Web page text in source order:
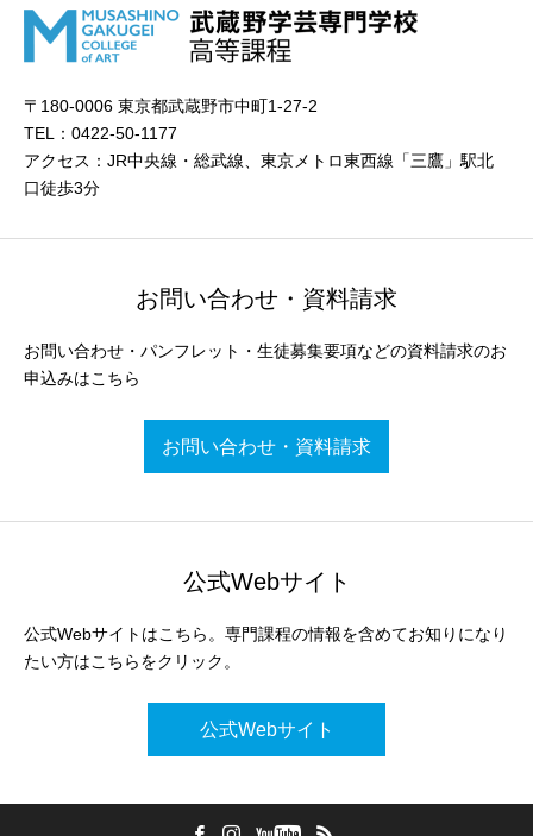
〒180-0006 東京都武蔵野市中町1-27-2
TEL：0422-50-1177
アクセス：JR中央線・総武線、東京メトロ東西線「三鷹」駅北
口徒歩3分
お問い合わせ・資料請求
お問い合わせ・パンフレット・生徒募集要項などの資料請求のお
申込みはこちら
お問い合わせ・資料請求
公式Webサイト
公式Webサイトはこちら。専門課程の情報を含めてお知りになり
たい方はこちらをクリック。
公式Webサイト